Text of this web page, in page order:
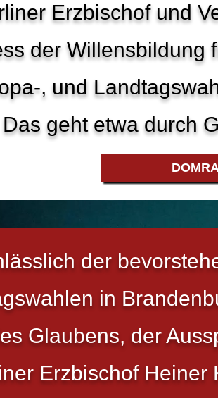
Erzbischof und
der Willensbildung
, und
Das geht etwa durch
der
in
Glaubens, der
Erzbischof